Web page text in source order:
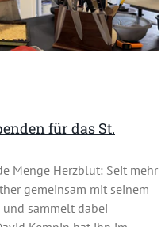
für das St.
Menge Herzblut: Seit mehr
gemeinsam mit seinem
und sammelt dabei